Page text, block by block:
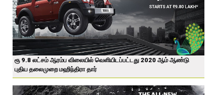
ரூ 9.8 லட்சம் ஆரம்ப விலையில் வெளியிடப்பட்டது 2020 ஆம் ஆண்டு
புதிய தலைமுறை மஹிந்திரா தார்